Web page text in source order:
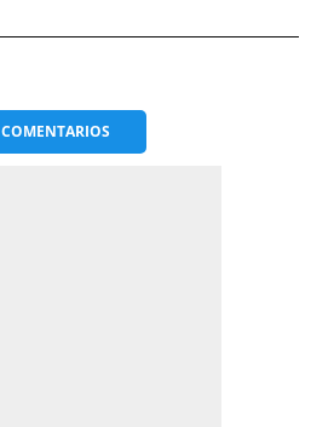
COMENTARIOS